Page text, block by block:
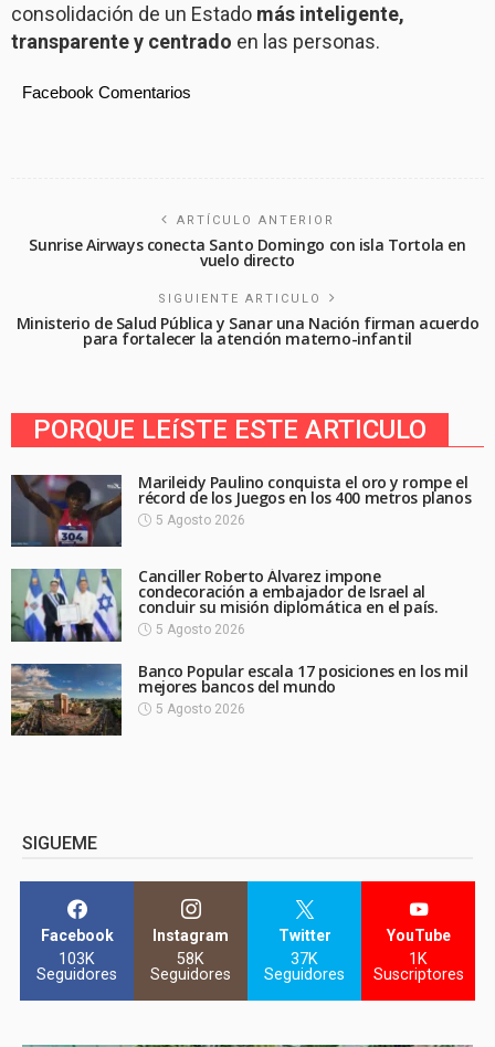
consolidación de un Estado más inteligente,
transparente y centrado en las personas.
Facebook Comentarios
ARTÍCULO ANTERIOR
Sunrise Airways conecta Santo Domingo con isla Tortola en
vuelo directo
SIGUIENTE ARTICULO
Ministerio de Salud Pública y Sanar una Nación firman acuerdo
para fortalecer la atención materno-infantil
PORQUE LEíSTE ESTE ARTICULO
Marileidy Paulino conquista el oro y rompe el
récord de los Juegos en los 400 metros planos
5 Agosto 2026
Canciller Roberto Álvarez impone
condecoración a embajador de Israel al
concluir su misión diplomática en el país.
5 Agosto 2026
Banco Popular escala 17 posiciones en los mil
mejores bancos del mundo
5 Agosto 2026
SIGUEME
Facebook
103K
Seguidores
Instagram
58K
Seguidores
Twitter
37K
Seguidores
YouTube
1K
Suscriptores